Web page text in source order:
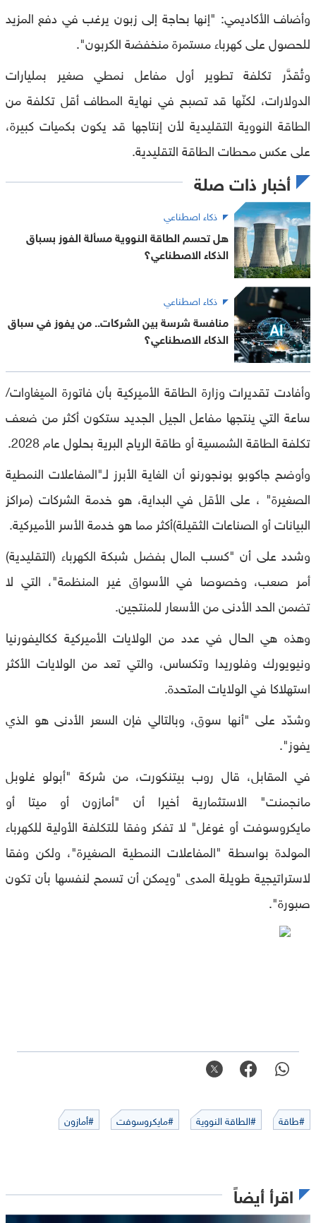
وأضاف الأكاديمي: "إنها بحاجة إلى زبون يرغب في دفع المزيد
للحصول على كهرباء مستمرة منخفضة الكربون".
وتُقدَّر تكلفة تطوير أول مفاعل نمطي صغير بمليارات
الدولارات، لكنّها قد تصبح في نهاية المطاف أقل تكلفة من
الطاقة النووية التقليدية لأن إنتاجها قد يكون بكميات كبيرة،
على عكس محطات الطاقة التقليدية.
أخبار ذات صلة
ذكاء اصطناعي
هل تحسم الطاقة النووية مسألة الفوز بسباق
الذكاء الاصطناعي؟
ذكاء اصطناعي
منافسة شرسة بين الشركات.. من يفوز في سباق
الذكاء الاصطناعي؟
وأفادت تقديرات وزارة الطاقة الأميركية بأن فاتورة الميغاوات/
ساعة التي ينتجها مفاعل الجيل الجديد ستكون أكثر من ضعف
تكلفة الطاقة الشمسية أو طاقة الرياح البرية بحلول عام 2028.
وأوضح جاكوبو بونجورنو أن الغاية الأبرز لـ"المفاعلات النمطية
الصغيرة" ، على الأقل في البداية، هو خدمة الشركات (مراكز
البيانات أو الصناعات الثقيلة)أكثر مما هو خدمة الأسر الأميركية.
وشدد على أن "كسب المال بفضل شبكة الكهرباء (التقليدية)
أمر صعب، وخصوصا في الأسواق غير المنظمة"، التي لا
تضمن الحد الأدنى من الأسعار للمنتجين.
وهذه هي الحال في عدد من الولايات الأميركية ككاليفورنيا
ونيويورك وفلوريدا وتكساس، والتي تعد من الولايات الأكثر
استهلاكا في الولايات المتحدة.
وشدّد على "أنها سوق، وبالتالي فإن السعر الأدنى هو الذي
يفوز".
في المقابل، قال روب بيتنكورت، من شركة "أبولو غلوبل
مانجمنت" الاستثمارية أخيرا أن "أمازون أو ميتا أو
مايكروسوفت أو غوغل" لا تفكر وفقا للتكلفة الأولية للكهرباء
المولدة بواسطة "المفاعلات النمطية الصغيرة"، ولكن وفقا
لاستراتيجية طويلة المدى "ويمكن أن تسمح لنفسها بأن تكون
صبورة".
#طاقة #الطاقة النووية #مايكروسوفت #أمازون
اقرأ أيضاً